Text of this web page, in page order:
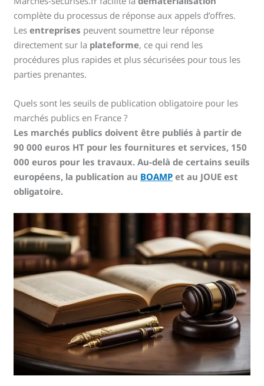
complète du processus de réponse aux appels d’offres.
Lesentreprises peuvent soumettre leur réponse
directement sur la plateforme, ce qui rend les
procédures plus rapides et plus sécurisées pour tous les
parties prenantes.
Quels sont les seuils de publication obligatoire pour les
marchés publics en France ?
Les marchés publics doivent être publiés à partir de
90 000 euros HT pour les fournitures et services, 150
000 euros pour les travaux. Au-delà de certains seuils
européens, la publication au BOAMP et au JOUE est
obligatoire.